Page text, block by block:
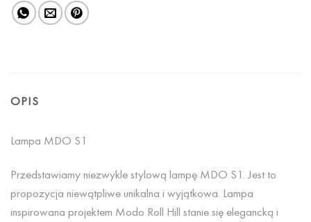
OPIS
Lampa MDO S1
Przedstawiamy niezwykle stylową lampę MDO S1. Jest to
propozycja niewątpliwe unikalna i wyjątkowa. Lampa
inspirowana projektem Modo Roll Hill stanie się elegancką i